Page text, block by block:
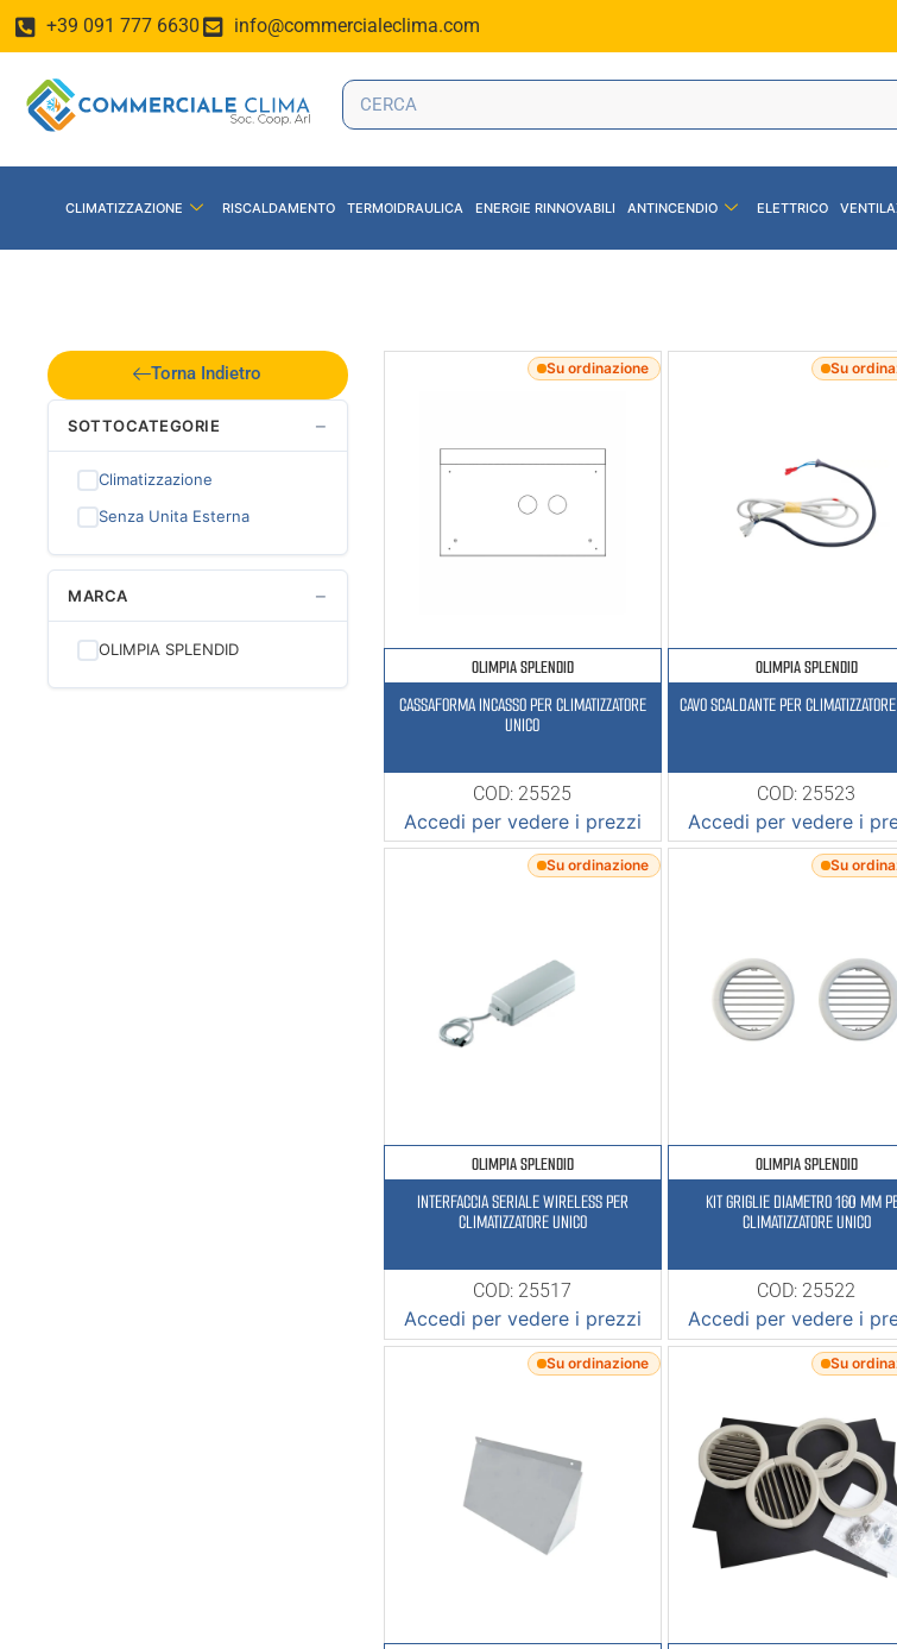
+39 091 777 6630 info@commercialeclima.com
CLIMATIZZAZIONE RISCALDAMENTO TERMOIDRAULICA ENERGIE RINNOVABILI ANTINCENDIO ELETTRICO
Torna Indietro
SOTTOCATEGORIE −
Climatizzazione
Senza Unita Esterna
MARCA −
OLIMPIA SPLENDID
Su ordinazione
OLIMPIA SPLENDID
CASSAFORMA INCASSO PER CLIMATIZZATORE
UNICO
COD: 25525
Accedi per vedere i prezzi
Su
OLIMPIA SPLENDID
CAVO SCALDANTE PER
COD: 25523
Accedi per vedere i
Su ordinazione
OLIMPIA SPLENDID
INTERFACCIA SERIALE WIRELESS PER
CLIMATIZZATORE UNICO
COD: 25517
Accedi per vedere i prezzi
Su
OLIMPIA SPLENDID
KIT GRIGLIE DIAMETRO 160 MM
CLIMATIZZATORE UNICO
COD: 25522
Accedi per vedere i
Su ordinazione Su